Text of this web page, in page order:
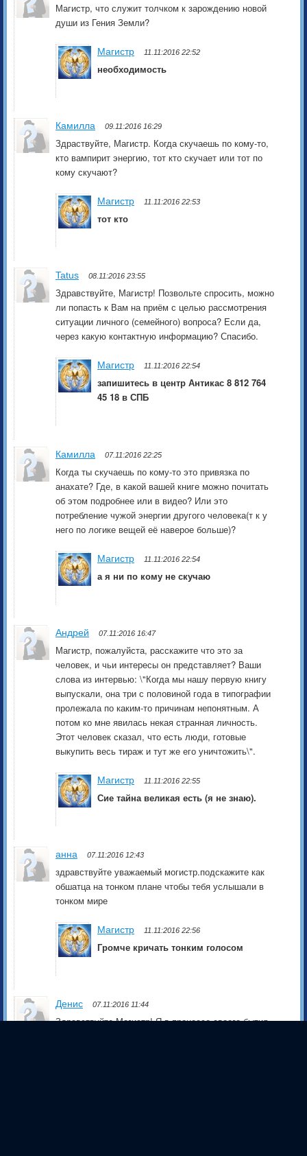
Магистр, что служит толчком к зарождению новой
души из Гения Земли?
Магистр 11.11:2016 22:52
необходимость
Камилла 09.11:2016 16:29
Здраствуйте, Магистр. Когда скучаешь по кому-то,
кто вампирит энергию, тот кто скучает или тот по
кому скучают?
Магистр 11.11:2016 22:53
тот кто
Tatus 08.11:2016 23:55
Здравствуйте, Магистр! Позвольте спросить, можно
ли попасть к Вам на приём с целью рассмотрения
ситуации личного (семейного) вопроса? Если да,
через какую контактную информацию? Спасибо.
Магистр 11.11:2016 22:54
запишитесь в центр Антикас 8 812 764
45 18 в СПБ
Камилла 07.11:2016 22:25
Когда ты скучаешь по кому-то это привязка по
анахате? Где, в какой вашей книге можно почитать
об этом подробнее или в видео? Или это
потребление чужой энергии другого человека(т к у
него по логике вещей её наверое больше)?
Магистр 11.11:2016 22:54
а я ни по кому не скучаю
Андрей 07.11:2016 16:47
Магистр, пожалуйста, расскажите что это за
человек, и чьи интересы он представляет? Ваши
слова из интервью: \"Когда мы нашу первую книгу
выпускали, она три с половиной года в типографии
пролежала по каким-то причинам непонятным. А
потом ко мне явилась некая странная личность.
Этот человек сказал, что есть люди, готовые
выкупить весь тираж и тут же его уничтожить\".
Магистр 11.11:2016 22:55
Сие тайна великая есть (я не знаю).
анна 07.11:2016 12:43
здравствуйте уважаемый могистр.подскажите как
обшатца на тонком плане чтобы тебя услышали в
тонком мире
Магистр 11.11:2016 22:56
Громче кричать тонким голосом
Денис 07.11:2016 11:44
Здравствуйте Магистр! Я в процессе своего бытия